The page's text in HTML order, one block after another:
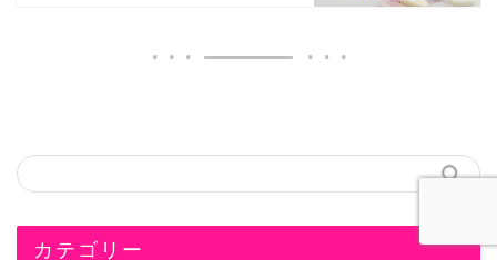
カテゴリー